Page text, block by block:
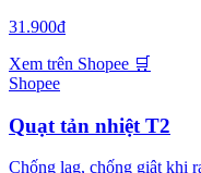
31.900đ
Xem trên Shopee 🛒
Shopee
Quạt tản nhiệt T2
Chống lag, chống giật khi